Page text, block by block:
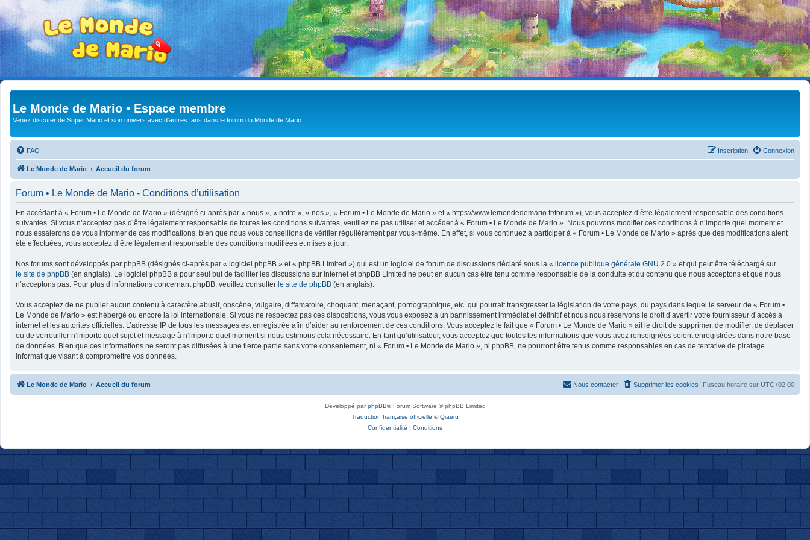
Le Monde de Mario • Espace membre
Venez discuter de Super Mario et son univers avec d'autres fans dans le forum du Monde de Mario !
FAQ Connexion
Inscription
Le Monde de Mario Accueil du forum
Forum • Le Monde de Mario - Conditions d’utilisation
En accédant à « Forum • Le Monde de Mario » (désigné ci-après par « nous », « notre », « nos », « Forum • Le Monde de Mario » et « https://www.lemondedemario.fr/forum »), vous acceptez d’être légalement responsable des conditions
suivantes. Si vous n’acceptez pas d’être légalement responsable de toutes les conditions suivantes, veuillez ne pas utiliser et accéder à « Forum • Le Monde de Mario ». Nous pouvons modifier ces conditions à n’importe quel moment et
nous essaierons de vous informer de ces modifications, bien que nous vous conseillons de vérifier régulièrement par vous-même. En effet, si vous continuez à participer à « Forum • Le Monde de Mario » après que des modifications aient
été effectuées, vous acceptez d’être légalement responsable des conditions modifiées et mises à jour.
Nos forums sont développés par phpBB (désignés ci-après par « logiciel phpBB » et « phpBB Limited ») qui est un logiciel de forum de discussions déclaré sous la « licence publique générale GNU 2.0 » et qui peut être téléchargé sur
le site de phpBB (en anglais). Le logiciel phpBB a pour seul but de faciliter les discussions sur internet et phpBB Limited ne peut en aucun cas être tenu comme responsable de la conduite et du contenu que nous acceptons et que nous
n’acceptons pas. Pour plus d’informations concernant phpBB, veuillez consulter le site de phpBB (en anglais).
Vous acceptez de ne publier aucun contenu à caractère abusif, obscène, vulgaire, diffamatoire, choquant, menaçant, pornographique, etc. qui pourrait transgresser la législation de votre pays, du pays dans lequel le serveur de « Forum •
Le Monde de Mario » est hébergé ou encore la loi internationale. Si vous ne respectez pas ces dispositions, vous vous exposez à un bannissement immédiat et définitif et nous nous réservons le droit d’avertir votre fournisseur d’accès à
internet et les autorités officielles. L’adresse IP de tous les messages est enregistrée afin d’aider au renforcement de ces conditions. Vous acceptez le fait que « Forum • Le Monde de Mario » ait le droit de supprimer, de modifier, de déplacer
ou de verrouiller n’importe quel sujet et message à n’importe quel moment si nous estimons cela nécessaire. En tant qu’utilisateur, vous acceptez que toutes les informations que vous avez renseignées soient enregistrées dans notre base
de données. Bien que ces informations ne seront pas diffusées à une tierce partie sans votre consentement, ni « Forum • Le Monde de Mario », ni phpBB, ne pourront être tenus comme responsables en cas de tentative de piratage
informatique visant à compromettre vos données.
Le Monde de Mario Accueil du forum Fuseau horaire sur UTC+02:00
Supprimer les cookies
Nous contacter
Développé parphpBB® Forum Software © phpBB Limited
Traduction française officielle ©Qiaeru
Confidentialité | Conditions